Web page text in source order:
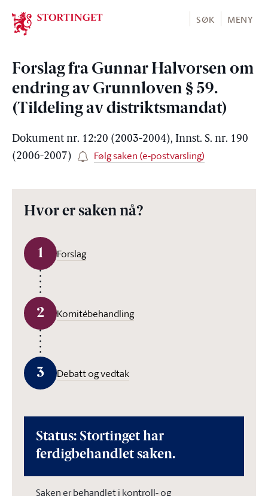
Stortinget.no
SØK MENY
Forslag fra Gunnar Halvorsen om
endring av Grunnloven § 59.
(Tildeling av distriktsmandat)
Dokument nr. 12:20 (2003-2004), Innst. S. nr. 190
(2006-2007)
Følg saken (e-postvarsling)
Hvor er saken nå?
1 Forslag
2 Komitébehandling
3 Debatt og vedtak
Status: Stortinget har
ferdigbehandlet saken.
Saken er behandlet i kontroll- og